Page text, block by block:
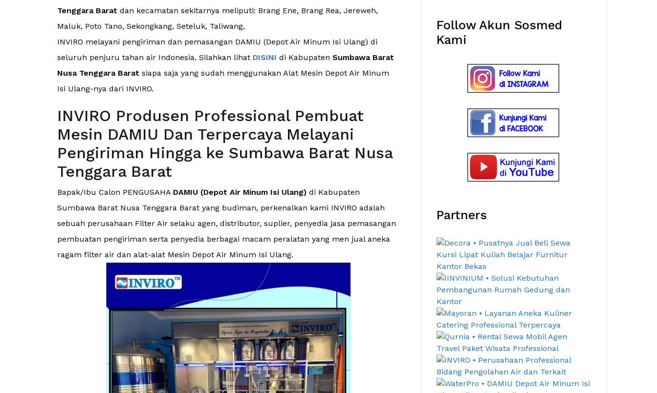
Tenggara Barat dan kecamatan sekitarnya meliputi: Brang Ene, Brang Rea, Jereweh,
Maluk, Poto Tano, Sekongkang, Seteluk, Taliwang,
INVIRO melayani pengiriman dan pemasangan DAMIU (Depot Air Minum Isi Ulang) di
seluruh penjuru tahan air Indonesia. Silahkan lihat DISINI di Kabupaten Sumbawa Barat
Nusa Tenggara Barat siapa saja yang sudah menggunakan Alat Mesin Depot Air Minum
Isi Ulang-nya dari INVIRO.
INVIRO Produsen Professional Pembuat
Mesin DAMIU Dan Terpercaya Melayani
Pengiriman Hingga ke Sumbawa Barat Nusa
Tenggara Barat
Bapak/Ibu Calon PENGUSAHA DAMIU (Depot Air Minum Isi Ulang) di Kabupaten
Sumbawa Barat Nusa Tenggara Barat yang budiman, perkenalkan kami INVIRO adalah
sebuah perusahaan Filter Air selaku agen, distributor, suplier, penyedia jasa pemasangan
pembuatan pengiriman serta penyedia berbagai macam peralatan yang men jual aneka
ragam filter air dan alat-alat Mesin Depot Air Minum Isi Ulang.
Follow Akun Sosmed
Kami
Partners